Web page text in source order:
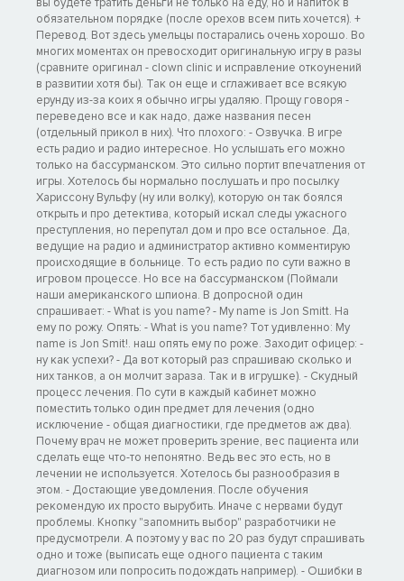
обязательном порядке (после орехов всем пить хочется). +
Перевод. Вот здесь умельцы постарались очень хорошо. Во
многих моментах он превосходит оригинальную игру в разы
(сравните оригинал - clown clinic и исправление откоунений
в развитии хотя бы). Так он еще и сглаживает все всякую
ерунду из-за коих я обычно игры удаляю. Прощу говоря -
переведено все и как надо, даже названия песен
(отдельный прикол в них). Что плохого: - Озвучка. В игре
есть радио и радио интересное. Но услышать его можно
только на бассурманском. Это сильно портит впечатления от
игры. Хотелось бы нормально послушать и про посылку
Хариссону Вульфу (ну или волку), которую он так боялся
открыть и про детектива, который искал следы ужасного
преступления, но перепутал дом и про все остальное. Да,
ведущие на радио и администратор активно комментирую
происходящие в больнице. То есть радио по сути важно в
игровом процессе. Но все на бассурманском (Поймали
наши американского шпиона. В допросной один
спрашивает: - What is you name? - My name is Jon Smitt. На
ему по рожу. Опять: - What is you name? Тот удивленно: My
name is Jon Smit!. наш опять ему по роже. Заходит офицер: -
ну как успехи? - Да вот который раз спрашиваю сколько и
них танков, а он молчит зараза. Так и в игрушке). - Скудный
процесс лечения. По сути в каждый кабинет можно
поместить только один предмет для лечения (одно
исключение - общая диагностики, где предметов аж два).
Почему врач не может проверить зрение, вес пациента или
сделать еще что-то непонятно. Ведь вес это есть, но в
лечении не используется. Хотелось бы разнообразия в
этом. - Достающие уведомления. После обучения
рекомендую их просто вырубить. Иначе с нервами будут
проблемы. Кнопку "запомнить выбор" разработчики не
предусмотрели. А поэтому у вас по 20 раз будут спрашивать
одно и тоже (выписать еще одного пациента с таким
диагнозом или попросить подождать например). - Ошибки в